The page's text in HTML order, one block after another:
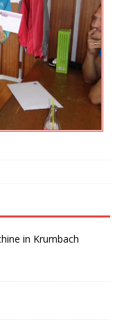
in Krumbach